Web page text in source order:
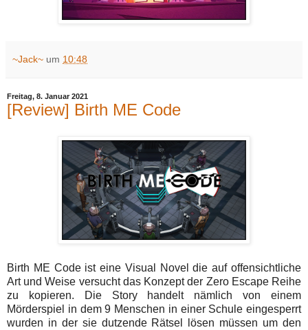
~Jack~ um 10:48
Freitag, 8. Januar 2021
[Review] Birth ME Code
Birth ME Code ist eine Visual Novel die auf offensichtliche
Art und Weise versucht das Konzept der Zero Escape Reihe
zu kopieren. Die Story handelt nämlich von einem
Mörderspiel in dem 9 Menschen in einer Schule eingesperrt
wurden in der sie dutzende Rätsel lösen müssen um den